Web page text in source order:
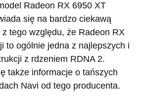
Radeon RX 6950 XT
się na bardzo ciekawą
z tego względu, że Radeon RX
to ogólnie jedna z najlepszych i
z rdzeniem RDNA 2.
także informacje o tańszych
Navi od tego producenta.